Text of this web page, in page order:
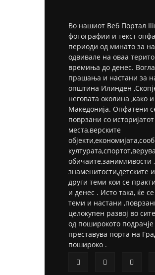
Во нашиот Веб Портал
фотографии и текст
периоди од минато за
одвивале на оваа
времиња до денес.
прашања и настани за
општина Илинден
неговата околина ,како
Македонија. Опфатени
поврзани со
места,верските
обичаите,занимливости ,
знаменитости,детските
други теми кои се
и денес . Исто така, ќе
теми и настани
целокупен развој во
од поширокото подрачје
преставува порта на
пошироко .